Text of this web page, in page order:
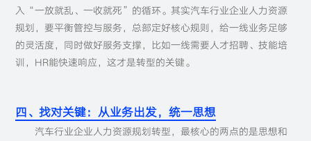
入“一放就乱、一收就死”的循环。其实汽车行业企业人力资源
规划，要平衡管控与服务，总部定好核心规则，给一线业务足够
的灵活度，同时做好服务支撑，比如一线需要人才招聘、技能培
训，HR能快速响应，这才是转型的关键。
四、找对关键：从业务出发，统一思想
汽车行业企业人力资源规划转型，最核心的两点的是思想和